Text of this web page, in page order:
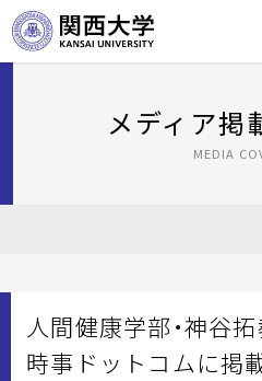
メディア掲
MEDIA
人間健康学部・神谷
時事ドットコムに掲